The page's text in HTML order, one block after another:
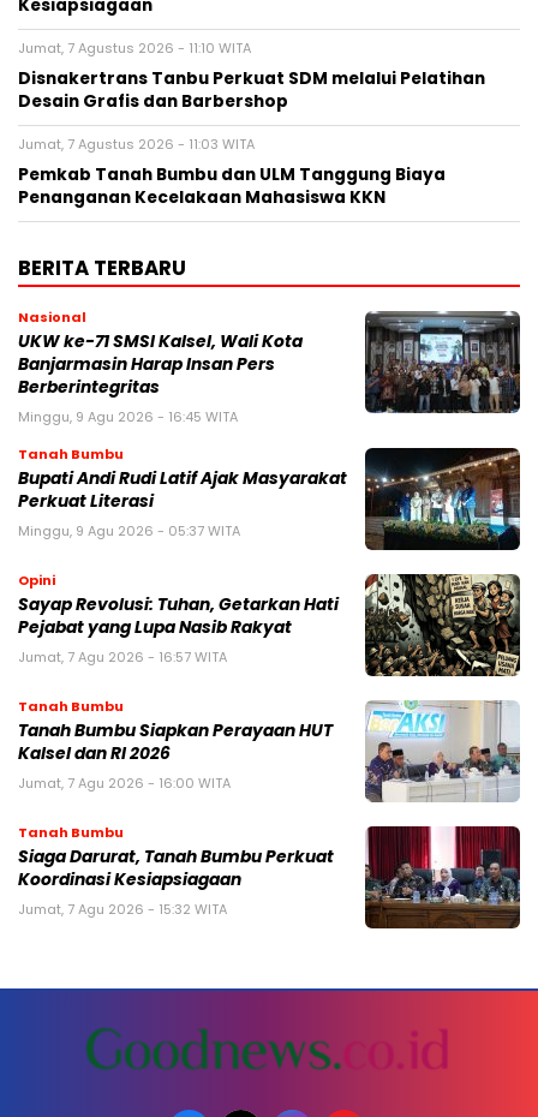
Kesiapsiagaan
Jumat, 7 Agustus 2026 - 11:10 WITA
Disnakertrans Tanbu Perkuat SDM melalui Pelatihan
Desain Grafis dan Barbershop
Jumat, 7 Agustus 2026 - 11:03 WITA
Pemkab Tanah Bumbu dan ULM Tanggung Biaya
Penanganan Kecelakaan Mahasiswa KKN
BERITA TERBARU
Nasional
UKW ke-71 SMSI Kalsel, Wali Kota
Banjarmasin Harap Insan Pers
Berberintegritas
Minggu, 9 Agu 2026 - 16:45 WITA
Tanah Bumbu
Bupati Andi Rudi Latif Ajak Masyarakat
Perkuat Literasi
Minggu, 9 Agu 2026 - 05:37 WITA
Opini
Sayap Revolusi: Tuhan, Getarkan Hati
Pejabat yang Lupa Nasib Rakyat
Jumat, 7 Agu 2026 - 16:57 WITA
Tanah Bumbu
Tanah Bumbu Siapkan Perayaan HUT
Kalsel dan RI 2026
Jumat, 7 Agu 2026 - 16:00 WITA
Tanah Bumbu
Siaga Darurat, Tanah Bumbu Perkuat
Koordinasi Kesiapsiagaan
Jumat, 7 Agu 2026 - 15:32 WITA